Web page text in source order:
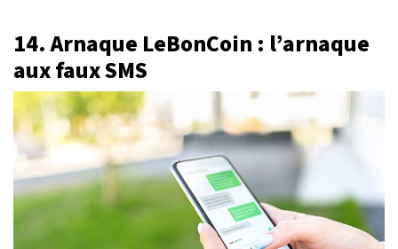
14. Arnaque LeBonCoin : l’arnaque
aux faux SMS